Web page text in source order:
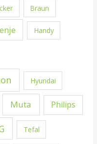
Braun
Handy
Hyundai
Muta Philips
Tefal